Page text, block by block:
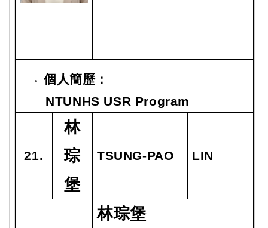
個人簡歷：
NTUNHS USR Program
21.
林
琮
堡
TSUNG-PAO LIN
林琮堡